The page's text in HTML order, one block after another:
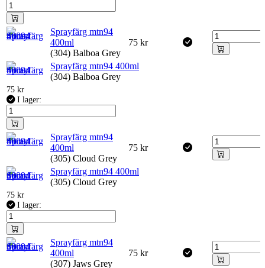
Sprayfärg mtn94
400ml
(304) Balboa Grey
75 kr
Sprayfärg mtn94 400ml
(304) Balboa Grey
75 kr
I lager:
Sprayfärg mtn94
400ml
(305) Cloud Grey
75 kr
Sprayfärg mtn94 400ml
(305) Cloud Grey
75 kr
I lager:
Sprayfärg mtn94
400ml
(307) Jaws Grey
75 kr